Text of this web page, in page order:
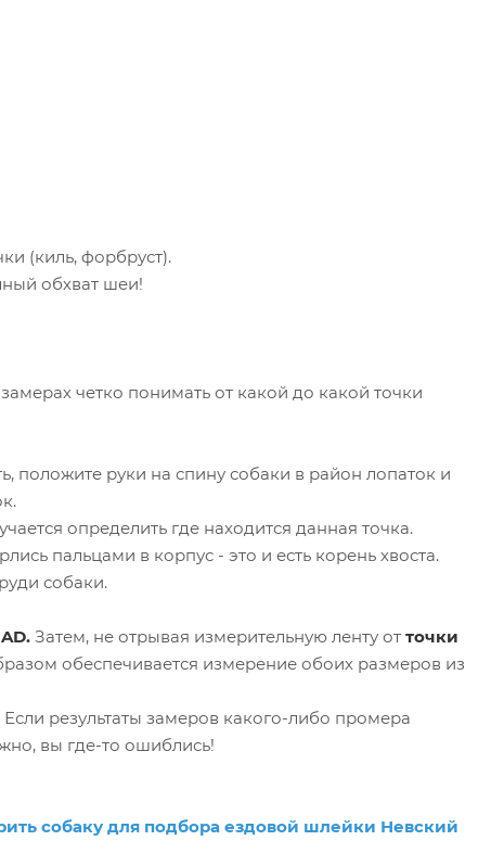
(киль, форбруст).
обхват шеи!
четко понимать от какой до какой точки
положите руки на спину собаки в район лопаток и
определить где находится данная точка.
пальцами в корпус - это и есть корень хвоста.
собаки.
AD. Затем, не отрывая измерительную ленту от точки
обеспечивается измерение обоих размеров из
результаты замеров какого-либо промера
вы где-то ошиблись!
собаку для подбора ездовой шлейки Невский